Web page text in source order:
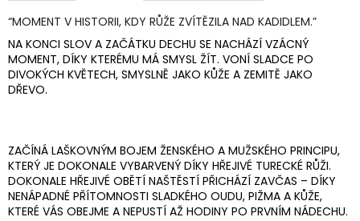
“MOMENT V HISTORII, KDY RŮŽE ZVÍTĚZILA NAD KADIDLEM.”
NA KONCI SLOV A ZAČÁTKU DECHU SE NACHÁZÍ VZÁCNÝ
MOMENT, DÍKY KTERÉMU MÁ SMYSL ŽÍT. VONÍ SLADCE PO
DIVOKÝCH KVĚTECH, SMYSLNĚ JAKO KŮŽE A ZEMITĚ JAKO
DŘEVO.
ZAČÍNÁ LAŠKOVNÝM BOJEM ŽENSKÉHO A MUŽSKÉHO PRINCIPU,
KTERÝ JE DOKONALE VYBARVENÝ DÍKY HŘEJIVÉ TURECKÉ RŮŽI.
DOKONALE HŘEJIVÉ OBĚTÍ NAŠTĚSTÍ PŘICHÁZÍ ZAVČAS – DÍKY
NENÁPADNÉ PŘÍTOMNOSTI SLADKÉHO OUDU, PIŽMA A KŮŽE,
KTERÉ VÁS OBEJME A NEPUSTÍ AŽ HODINY PO PRVNÍM NÁDECHU.